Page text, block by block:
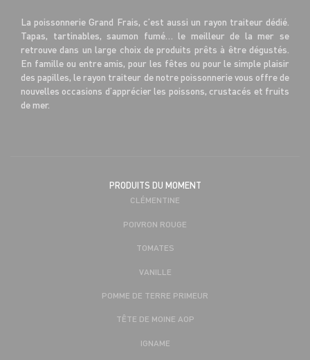
La poissonnerie Grand Frais, c’est aussi un rayon traiteur dédié.
Tapas, tartinables, saumon fumé… le meilleur de la mer se
retrouve dans un large choix de produits prêts à être dégustés.
En famille ou entre amis, pour les fêtes ou pour le simple plaisir
des papilles, le rayon traiteur de notre poissonnerie vous offre de
nouvelles occasions d’apprécier les poissons, crustacés et fruits
de mer.
PRODUITS DU MOMENT
CLÉMENTINE
POIVRON ROUGE
TOMATES
VANILLE
POMME DE TERRE PRIMEUR
TÊTE DE MOINE AOP
IGNAME